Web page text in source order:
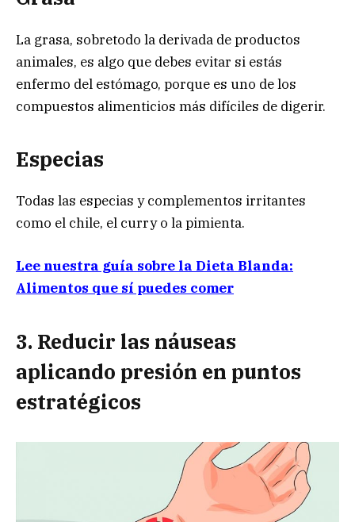
La grasa, sobretodo la derivada de productos
animales, es algo que debes evitar si estás
enfermo del estómago, porque es uno de los
compuestos alimenticios más difíciles de digerir.
Especias
Todas las especias y complementos irritantes
como el chile, el curry o la pimienta.
Lee nuestra guía sobre la Dieta Blanda:
Alimentos que sí puedes comer
3. Reducir las náuseas
aplicando presión en puntos
estratégicos